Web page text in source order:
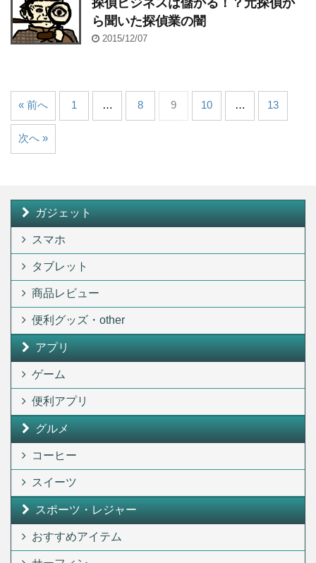
ら聞いた探偵業の闇
2015/12/07
« 前へ 1 … 8 9 10 … 13
次へ »
ガジェット
スマホ
タブレット
商品レビュー
便利グッズ・other
アプリ
ゲーム
便利アプリ
グルメ
コーヒー
スイーツ
スポーツ・レジャー
おすすめアイテム